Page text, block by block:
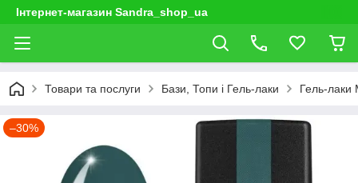
Інтернет-магазин Sandra_shop_ua
Товари та послуги Бази, Топи і Гель-лаки Гель-лаки
–30%